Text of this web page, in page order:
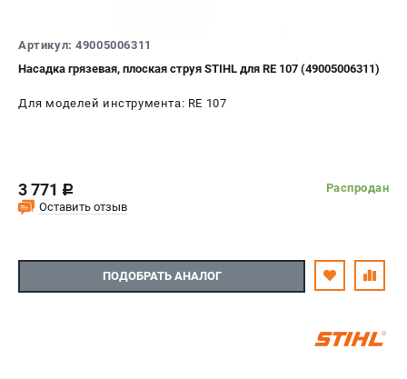
Артикул: 49005006311
Насадка грязевая, плоская струя STIHL для RE 107 (49005006311)
Для моделей инструмента: RE 107
3 771 c
Распродан
Оставить отзыв
ПОДОБРАТЬ АНАЛОГ